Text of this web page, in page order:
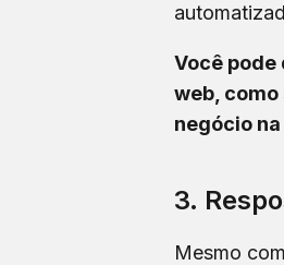
Você pode
web,
negócio na
3.
Mesmo